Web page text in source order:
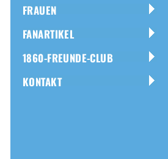
FRAUEN
FANARTIKEL
1860-FREUNDE-CLUB
KONTAKT